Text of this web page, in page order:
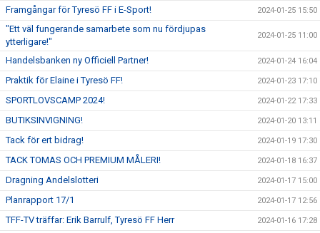
Framgångar för Tyresö FF i E-Sport! 2024-01-25 15:50
"Ett väl fungerande samarbete som nu fördjupas
ytterligare!"
2024-01-25 11:00
Handelsbanken ny Officiell Partner! 2024-01-24 16:04
Praktik för Elaine i Tyresö FF! 2024-01-23 17:10
SPORTLOVSCAMP 2024! 2024-01-22 17:33
BUTIKSINVIGNING! 2024-01-20 13:11
Tack för ert bidrag! 2024-01-19 17:30
TACK TOMAS OCH PREMIUM MÅLERI! 2024-01-18 16:37
Dragning Andelslotteri 2024-01-17 15:00
Planrapport 17/1 2024-01-17 12:56
TFF-TV träffar: Erik Barrulf, Tyresö FF Herr 2024-01-16 17:28